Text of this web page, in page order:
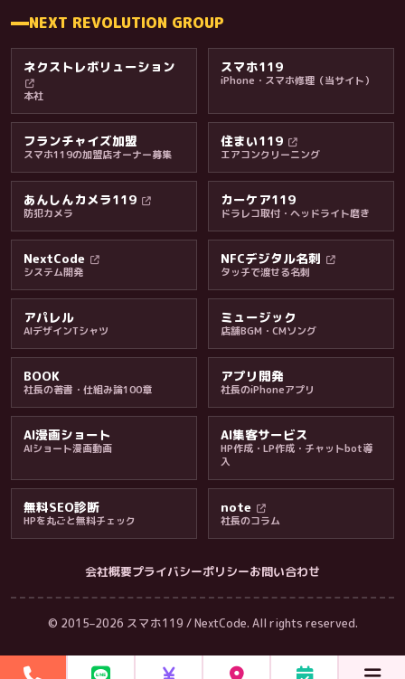
料金・保証・ご案内
NEXT REVOLUTION GROUP
ネクストレボリューション
本社
スマホ119
iPhone・スマホ修理（当サイト）
フランチャイズ加盟
スマホ119の加盟店オーナー募集
住まい119
エアコンクリーニング
あんしんカメラ119
防犯カメラ
カーケア119
ドラレコ取付・ヘッドライト磨き
NextCode
システム開発
NFCデジタル名刺
タッチで渡せる名刺
アパレル
AIデザインTシャツ
ミュージック
店舗BGM・CMソング
BOOK
社長の著書・仕組み論100章
アプリ開発
社長のiPhoneアプリ
AI漫画ショート
AIショート漫画動画
AI集客サービス
HP作成・LP作成・チャットbot導
入
無料SEO診断
HPを丸ごと無料チェック
note
社長のコラム
会社概要プライバシーポリシーお問い合わせ
© 2015–2026 スマホ119 / NextCode. All rights reserved.